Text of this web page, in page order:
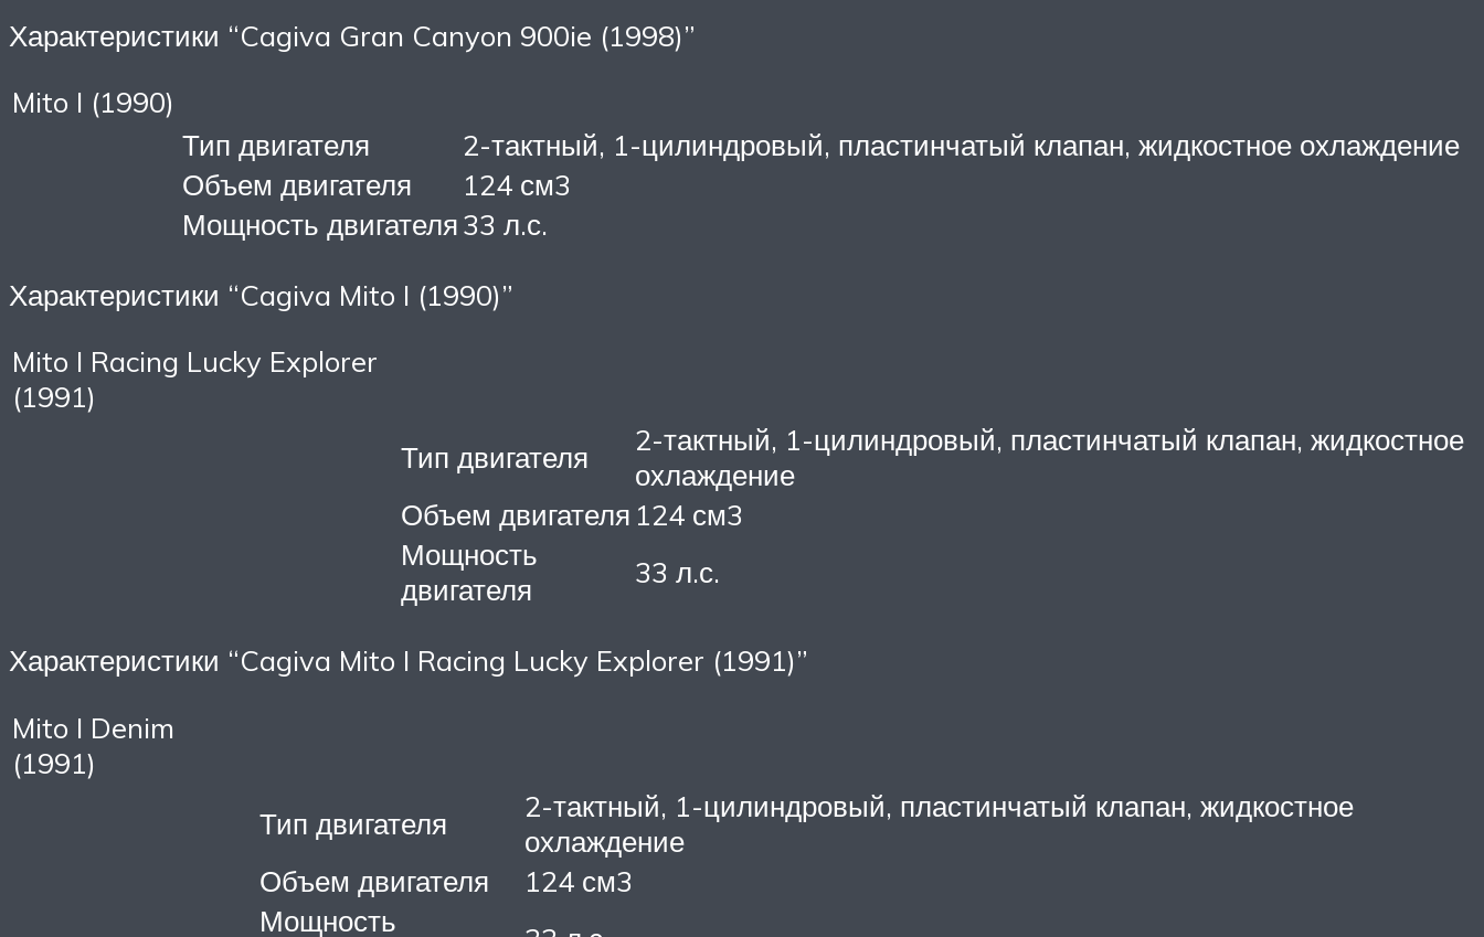
Характеристики “Cagiva Gran Canyon 900ie (1998)”
Mito I (1990)
Тип двигателя
2-тактный, 1-цилиндровый, пластинчатый клапан, жидкостное охлаждение
Объем двигателя
124 см3
Мощность двигателя33 л.с.
Характеристики “Cagiva Mito I (1990)”
Mito I Racing Lucky Explorer
(1991)
Тип двигателя
2-тактный, 1-цилиндровый, пластинчатый клапан, жидкостное
охлаждение
Объем двигателя 124 см3
Мощность
двигателя
33 л.с.
Характеристики “Cagiva Mito I Racing Lucky Explorer (1991)”
Mito I Denim
(1991)
Тип двигателя
2-тактный, 1-цилиндровый, пластинчатый клапан, жидкостное
охлаждение
Объем двигателя
124 см3
Мощность